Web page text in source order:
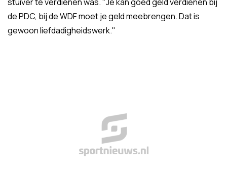
de PDC, bij de WDF moet je geld meebrengen. Dat is
gewoon liefdadigheidswerk."